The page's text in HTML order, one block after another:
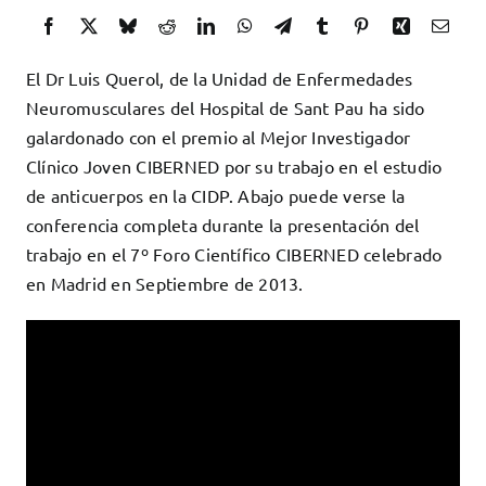
Docencia
Cómo colaborar
Contacto
El Dr Luis Querol, de la Unidad de Enfermedades
Neuromusculares del Hospital de Sant Pau ha sido
galardonado con el premio al Mejor Investigador
Clínico Joven CIBERNED por su trabajo en el estudio
de anticuerpos en la CIDP. Abajo puede verse la
conferencia completa durante la presentación del
trabajo en el 7º Foro Científico CIBERNED celebrado
en Madrid en Septiembre de 2013.